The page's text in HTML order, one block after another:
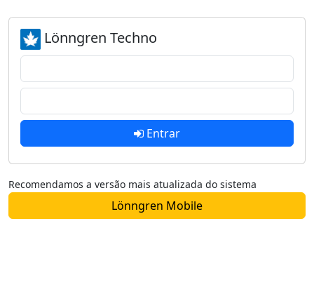
Lönngren Techno
Entrar
Recomendamos a versão mais atualizada do sistema
Lönngren Mobile